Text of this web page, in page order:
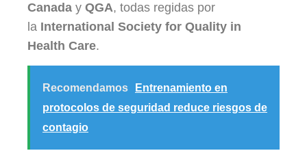
Canada y QGA, todas regidas por
la International Society for Quality in
Health Care.
Recomendamos
Entrenamiento en
protocolos de seguridad reduce riesgos de
contagio